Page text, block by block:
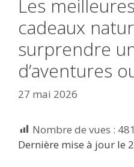
Les
cadeaux
surprendre
d’aventures
27 mai 2026
Nombre de vues : 481
Dernière mise à jour le